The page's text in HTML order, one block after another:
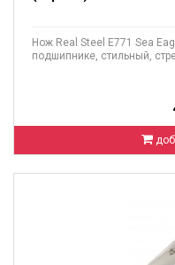
Нож Real Steel E771 Sea
подшипнике, стильный,